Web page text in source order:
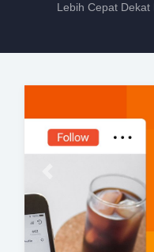
Lebih Cepat